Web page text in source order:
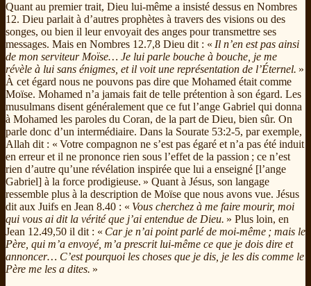
Quant au premier trait, Dieu lui-même a insisté dessus en Nombres
12. Dieu parlait à d’autres prophètes à travers des visions ou des
songes, ou bien il leur envoyait des anges pour transmettre ses
messages. Mais en Nombres 12.7,8 Dieu dit : « Il n’en est pas ainsi
de mon serviteur Moïse… Je lui parle bouche à bouche, je me
révèle à lui sans énigmes, et il voit une représentation de l’Éternel. »
À cet égard nous ne pouvons pas dire que Mohamed était comme
Moïse. Mohamed n’a jamais fait de telle prétention à son égard. Les
musulmans disent généralement que ce fut l’ange Gabriel qui donna
à Mohamed les paroles du Coran, de la part de Dieu, bien sûr. On
parle donc d’un intermédiaire. Dans la Sourate 53:2-5, par exemple,
Allah dit : « Votre compagnon ne s’est pas égaré et n’a pas été induit
en erreur et il ne prononce rien sous l’effet de la passion ; ce n’est
rien d’autre qu’une révélation inspirée que lui a enseigné [l’ange
Gabriel] à la force prodigieuse. » Quant à Jésus, son langage
ressemble plus à la description de Moïse que nous avons vue. Jésus
dit aux Juifs en Jean 8.40 : « Vous cherchez à me faire mourir, moi
qui vous ai dit la vérité que j’ai entendue de Dieu. » Plus loin, en
Jean 12.49,50 il dit : « Car je n’ai point parlé de moi-même ; mais le
Père, qui m’a envoyé, m’a prescrit lui-même ce que je dois dire et
annoncer… C’est pourquoi les choses que je dis, je les dis comme le
Père me les a dites. »